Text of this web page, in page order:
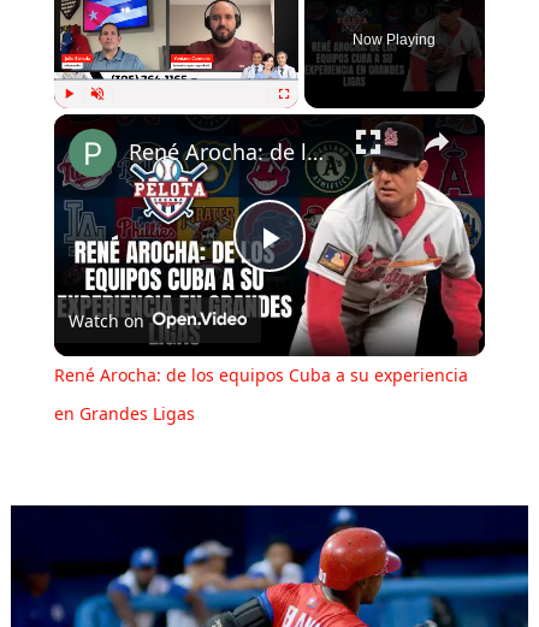
Now Playing
Play
Video
René Arocha: de los equipos Cuba a su experiencia en Grandes Ligas
Watch on
René Arocha: de los equipos Cuba a su experiencia
en Grandes Ligas